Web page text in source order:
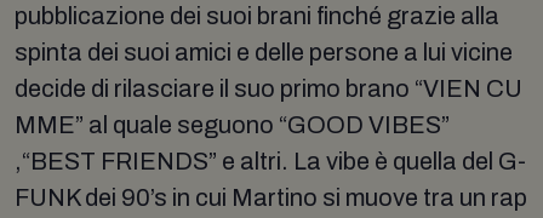
pubblicazione dei suoi brani finché grazie alla
spinta dei suoi amici e delle persone a lui vicine
decide di rilasciare il suo primo brano “VIEN CU
MME” al quale seguono “GOOD VIBES”
,“BEST FRIENDS” e altri. La vibe è quella del G-
FUNK dei 90’s in cui Martino si muove tra un rap